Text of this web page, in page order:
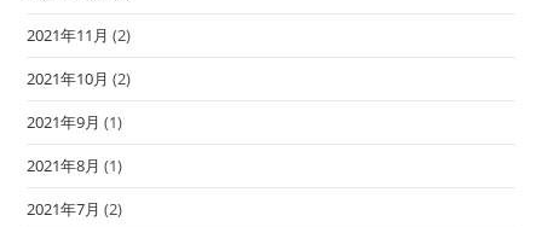
2021年11月 (2)
2021年10月 (2)
2021年9月 (1)
2021年8月 (1)
2021年7月 (2)